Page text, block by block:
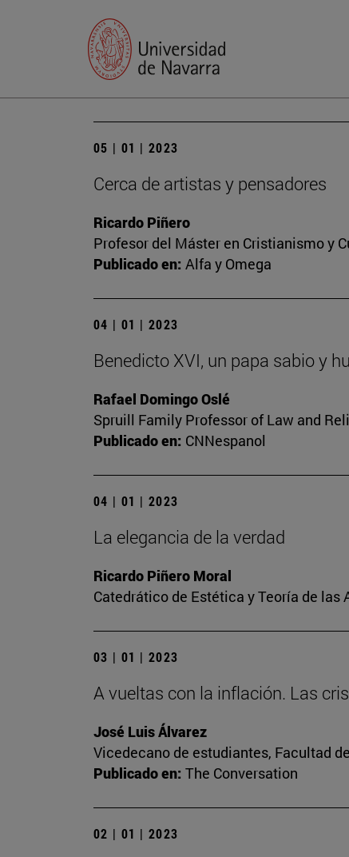
05 | 01 | 2023
Cerca de artistas y pensadores
Ricardo Piñero
Profesor del Máster en Cristianismo y
Publicado en: Alfa y Omega
04 | 01 | 2023
Benedicto XVI, un papa sabio y
Rafael Domingo Oslé
Spruill Family Professor of Law and
Publicado en: CNNespanol
04 | 01 | 2023
La elegancia de la verdad
Ricardo Piñero Moral
Catedrático de Estética y Teoría de las
03 | 01 | 2023
A vueltas con la inflación. Las
José Luis Álvarez
Vicedecano de estudiantes, Facultad
Publicado en: The Conversation
02 | 01 | 2023